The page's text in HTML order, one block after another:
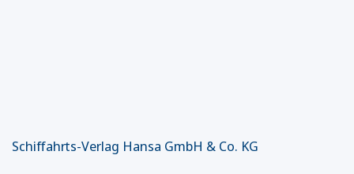
Schiffahrts-Verlag Hansa GmbH & Co. KG